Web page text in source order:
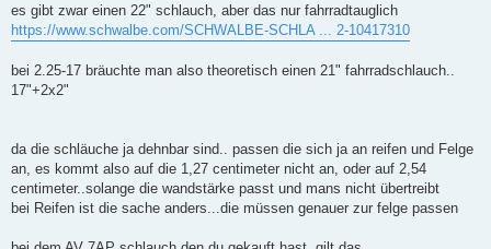
es gibt zwar einen 22" schlauch, aber das nur fahrradtauglich
https://www.schwalbe.com/SCHWALBE-SCHLA ... 2-10417310
bei 2.25-17 bräuchte man also theoretisch einen 21" fahrradschlauch..
17"+2x2"
da die schläuche ja dehnbar sind.. passen die sich ja an reifen und Felge
an, es kommt also auf die 1,27 centimeter nicht an, oder auf 2,54
centimeter..solange die wandstärke passt und mans nicht übertreibt
bei Reifen ist die sache anders...die müssen genauer zur felge passen